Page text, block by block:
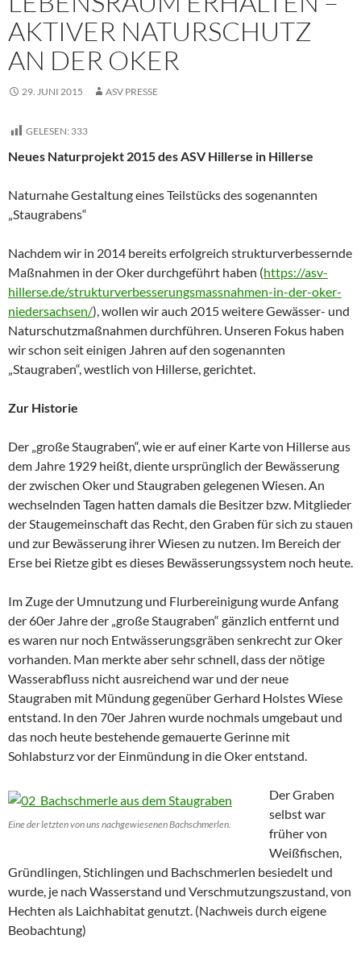
AKTIVER NATURSCHUTZ
AN DER OKER
29. JUNI 2015 ASV PRESSE
GELESEN: 333
Neues Naturprojekt 2015 des ASV Hillerse in Hillerse
Naturnahe Gestaltung eines Teilstücks des sogenannten
„Staugrabens“
Nachdem wir in 2014 bereits erfolgreich strukturverbessernde
Maßnahmen in der Oker durchgeführt haben (https://asv-
hillerse.de/strukturverbesserungsmassnahmen-in-der-oker-
niedersachsen/), wollen wir auch 2015 weitere Gewässer- und
Naturschutzmaßnahmen durchführen. Unseren Fokus haben
wir schon seit einigen Jahren auf den sogenannten
„Staugraben“, westlich von Hillerse, gerichtet.
Zur Historie
Der „große Staugraben“, wie er auf einer Karte von Hillerse aus
dem Jahre 1929 heißt, diente ursprünglich der Bewässerung
der zwischen Oker und Staugraben gelegenen Wiesen. An
wechselnden Tagen hatten damals die Besitzer bzw. Mitglieder
der Staugemeinschaft das Recht, den Graben für sich zu stauen
und zur Bewässerung ihrer Wiesen zu nutzen. Im Bereich der
Erse bei Rietze gibt es dieses Bewässerungssystem noch heute.
Im Zuge der Umnutzung und Flurbereinigung wurde Anfang
der 60er Jahre der „große Staugraben“ gänzlich entfernt und
es waren nur noch Entwässerungsgräben senkrecht zur Oker
vorhanden. Man merkte aber sehr schnell, dass der nötige
Wasserabfluss nicht ausreichend war und der neue
Staugraben mit Mündung gegenüber Gerhard Holstes Wiese
entstand. In den 70er Jahren wurde nochmals umgebaut und
das noch heute bestehende gemauerte Gerinne mit
Sohlabsturz vor der Einmündung in die Oker entstand.
Eine der letzten von uns nachgewiesenen Bachschmerlen.
Der Graben
selbst war
früher von
Weißfischen,
Gründlingen, Stichlingen und Bachschmerlen besiedelt und
wurde, je nach Wasserstand und Verschmutzungszustand, von
Hechten als Laichhabitat genutzt. (Nachweis durch eigene
Beobachtung)